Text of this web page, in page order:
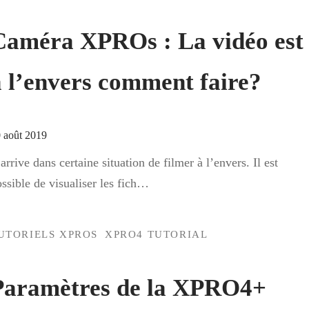
XPROs : La vidéo est
l’envers comment faire?
août 2019
dans certaine situation de filmer à l’envers. Il est
de visualiser les fich…
XPROS XPRO4 TUTORIAL
de la XPRO4+